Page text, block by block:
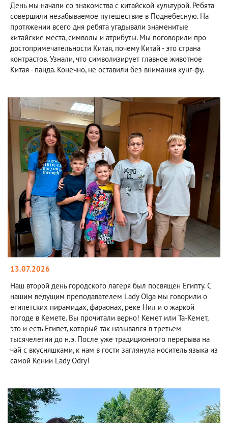
День мы начали со знакомства с китайской культурой. Ребята
совершили незабываемое путешествие в Поднебесную. На
протяжении всего дня ребята угадывали знаменитые
китайские места, символы и атрибуты. Мы поговорили про
достопримечательности Китая, почему Китай - это страна
контрастов. Узнали, что символизирует главное животное
Китая - панда. Конечно, не оставили без внимания кунг-фу.
13.07.2026
Наш второй день городского лагеря был посвящен Египту. С
нашим ведущим преподавателем Lady Olga мы говорили о
египетских пирамидах, фараонах, реке Нил и о жаркой
погоде в Кемете. Вы прочитали верно! Кемет или Та-Кемет,
это и есть Египет, который так назывался в третьем
тысячелетии до н.э. После уже традиционного перерыва на
чай с вкусняшками, к нам в гости заглянула носитель языка из
самой Кении Lady Odry!